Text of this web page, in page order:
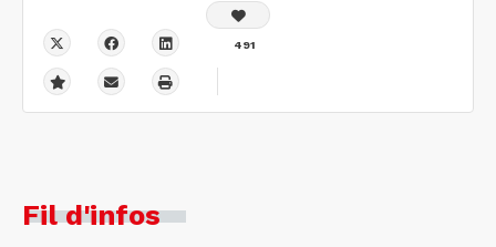
491
Fil d'infos